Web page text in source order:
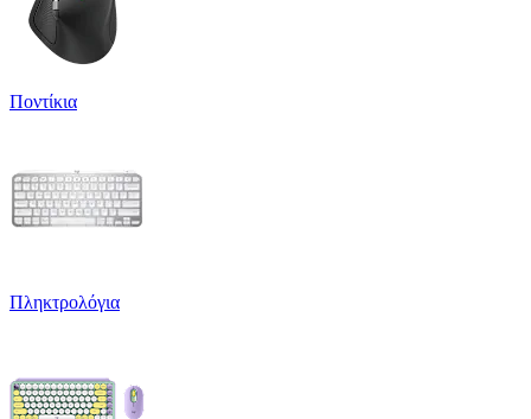
Ποντίκια
Πληκτρολόγια